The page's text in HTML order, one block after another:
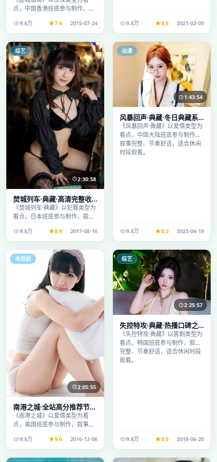
点，中国香港班底参与制作，叙
段观看。
9.8万 7.4 2015-07-24 9.8万 8.5 2021-02-09
综艺
2:30:58
焚城列车·典藏·高清完整收
录适合周末一口气刷完
《焚城列车·典藏》以犯罪类型为
看点，日本班底参与制作，叙事
观看。
9.8万 8.9 2017-08-16
动漫
1:43:54
风暴回声·典藏·冬日典藏系
列温情叙事引人入胜
《风暴回声·典藏》以爱情类型为
看点，中国大陆班底参与制作，
叙事完整、节奏舒适，适合休闲
时段观看。
9.8万 8.3 2023-04-19
电视剧
2:05:55
南港之城·全站高分推荐节奏
紧凑值得追看
《南港之城》以爱情类型为看
点，美国班底参与制作，叙事完
看。9.8万 9.0 2016-12-06
综艺
2:25:57
失控特攻·典藏·热播口碑之
作剧情扎实演技在线
《失控特攻·典藏》以喜剧类型为
看点，韩国班底参与制作，叙事
完整、节奏舒适，适合休闲时段
观看。
9.8万 8.5 2018-06-20